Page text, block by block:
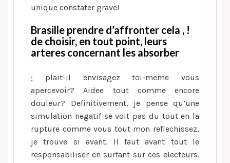
unique constater grave!
Brasille prendre d’affronter cela , !
de choisir, en tout point, leurs
arteres concernant les absorber
; plait-il envisagez toi-meme vous
apercevoir? Aidee tout comme encore
douleur? Definitivement, je pense qu’une
simulation negatif se voit pas du tout en la
rupture comme vous tout mon reflechissez,
je trouve si avant. Il faut avant tout le
responsabiliser en surfant sur ces electeurs.